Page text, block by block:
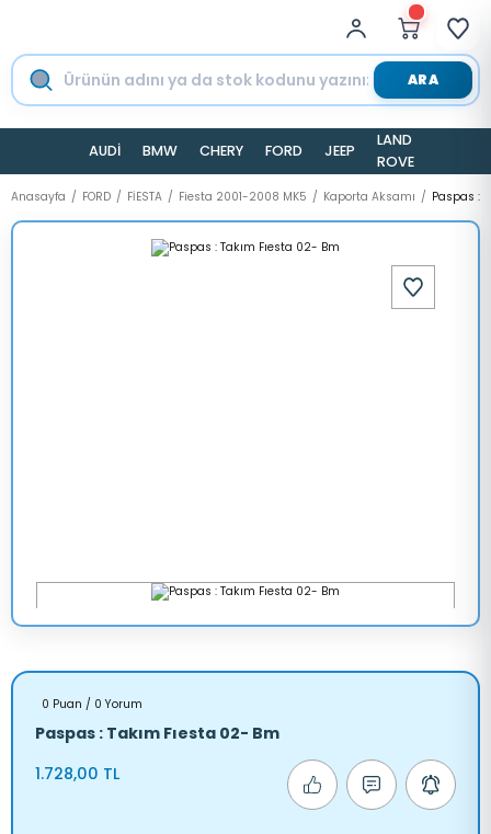
ARA
AUDİ BMW CHERY FORD JEEP
LAND
ROVER
Anasayfa FORD FİESTA Fiesta 2001-2008 MK5 Kaporta Aksamı Paspas :
0 Puan / 0 Yorum
Paspas : Takım Fıesta 02- Bm
1.728,00 TL